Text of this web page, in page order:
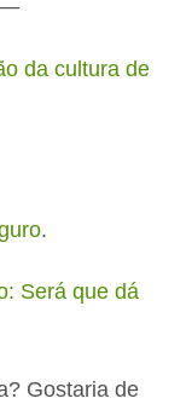
da cultura de
.
Será que dá
Gostaria de